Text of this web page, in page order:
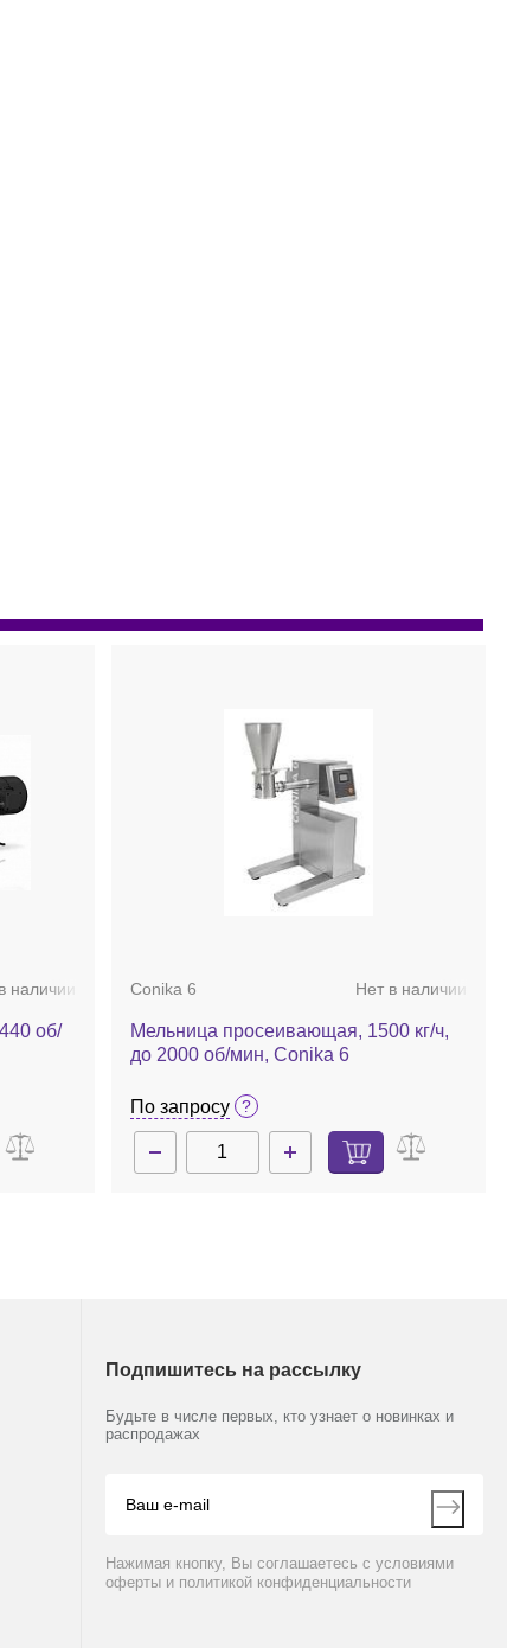
наличии
об/
Conika 6 Нет в наличии
Мельница просеивающая, 1500 кг/ч,
до 2000 об/мин, Conika 6
По запросу
Подпишитесь на рассылку
Будьте в числе первых, кто узнает о новинках и
распродажах
Нажимая кнопку, Вы соглашаетесь с условиями
оферты и политикой конфиденциальности